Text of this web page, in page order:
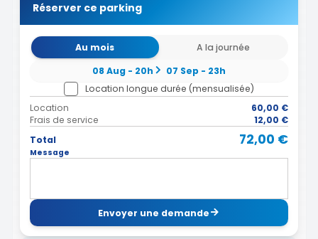
Réserver ce parking
Au mois
A la journée
08 Aug - 20h
07 Sep - 23h
Location longue durée (mensualisée)
Location
60,00 €
Frais de service
12,00 €
Total
72,00 €
Message
Envoyer une demande